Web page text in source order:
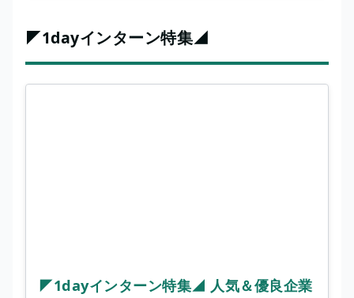
◤1dayインターン特集◢
◤1dayインターン特集◢ 人気＆優良企業